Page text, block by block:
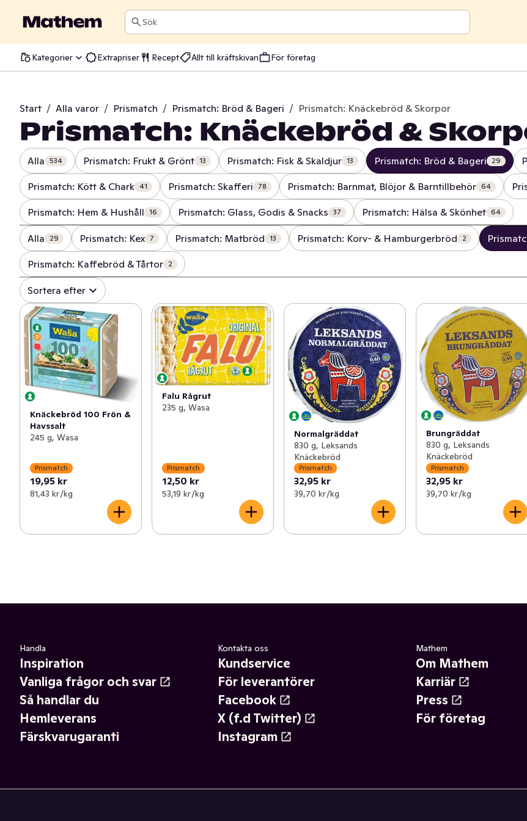
Sök
Kategorier Extrapriser Recept Allt till kräftskivan För företag
Start / Alla varor / Prismatch / Prismatch: Bröd & Bageri / Prismatch: Knäckebröd & Skorpor
Prismatch: Knäckebröd &
Alla 534 Prismatch: Frukt & Grönt 13 Prismatch: Fisk & Skaldjur 13 Prismatch: Bröd & Bageri 29
Prismatch: Kött & Chark 41 Prismatch: Skafferi 78 Prismatch: Barnmat, Blöjor & Barntillbehör 64
Prismatch: Hem & Hushåll 16 Prismatch: Glass, Godis & Snacks 37 Prismatch: Hälsa & Skönhet 64
Alla 29 Prismatch: Kex 7 Prismatch: Matbröd 13 Prismatch: Korv- & Hamburgerbröd 2
Prismatch: Kaffebröd & Tårtor 2
Sortera efter
Knäckebröd 100 Frön &
Havssalt
245 g, Wasa
Prismatch
19,95 kr
81,43 kr /kg
Falu Rågrut
235 g, Wasa
Prismatch
12,50 kr
53,19 kr /kg
Normalgräddat
830 g, Leksands
Knäckebröd
Prismatch
32,95 kr
39,70 kr /kg
Brungräddat
830 g, Leksands
Knäckebröd
Prismatch
32,95 kr
39,70 kr /kg
Handla
Inspiration
Vanliga frågor och svar
Så handlar du
Hemleverans
Färskvarugaranti
Kontakta oss
Kundservice
För leverantörer
Facebook
X (f.d Twitter)
Instagram
Mathem
Om Mathem
Karriär
Press
För företag